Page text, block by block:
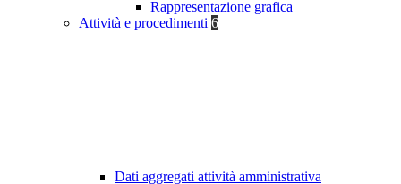
Rappresentazione grafica
Attività e procedimenti 6
Dati aggregati attività amministrativa